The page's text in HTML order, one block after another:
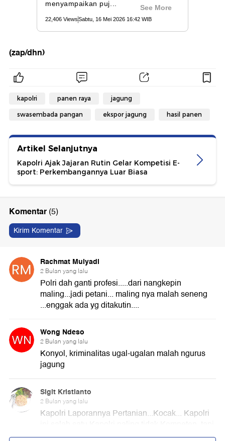
(zap/dhn)
kapolri panen raya jagung
swasembada pangan ekspor jagung hasil panen
Artikel Selanjutnya
Kapolri Ajak Jajaran Rutin Gelar Kompetisi E-
sport: Perkembangannya Luar Biasa